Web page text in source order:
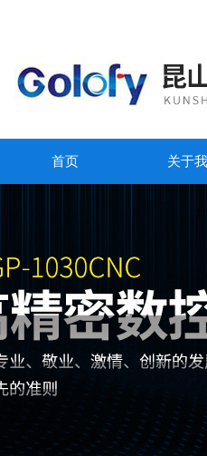
首页 关于